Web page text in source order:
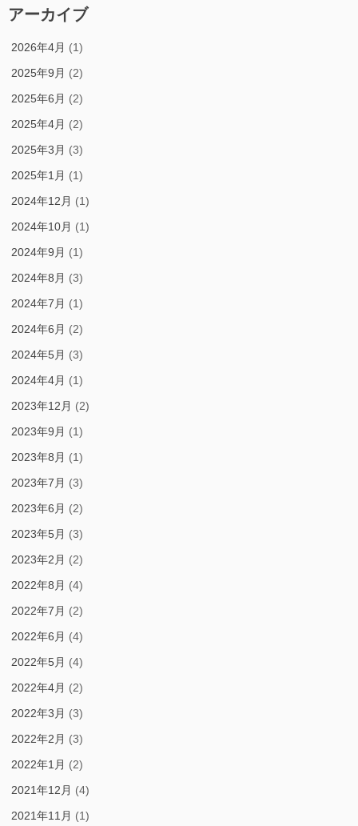
アーカイブ
2026年4月 (1)
2025年9月 (2)
2025年6月 (2)
2025年4月 (2)
2025年3月 (3)
2025年1月 (1)
2024年12月 (1)
2024年10月 (1)
2024年9月 (1)
2024年8月 (3)
2024年7月 (1)
2024年6月 (2)
2024年5月 (3)
2024年4月 (1)
2023年12月 (2)
2023年9月 (1)
2023年8月 (1)
2023年7月 (3)
2023年6月 (2)
2023年5月 (3)
2023年2月 (2)
2022年8月 (4)
2022年7月 (2)
2022年6月 (4)
2022年5月 (4)
2022年4月 (2)
2022年3月 (3)
2022年2月 (3)
2022年1月 (2)
2021年12月 (4)
2021年11月 (1)